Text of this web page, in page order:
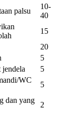
palsu
10-
40
15
20
5
5
WC
5
dan yang
2